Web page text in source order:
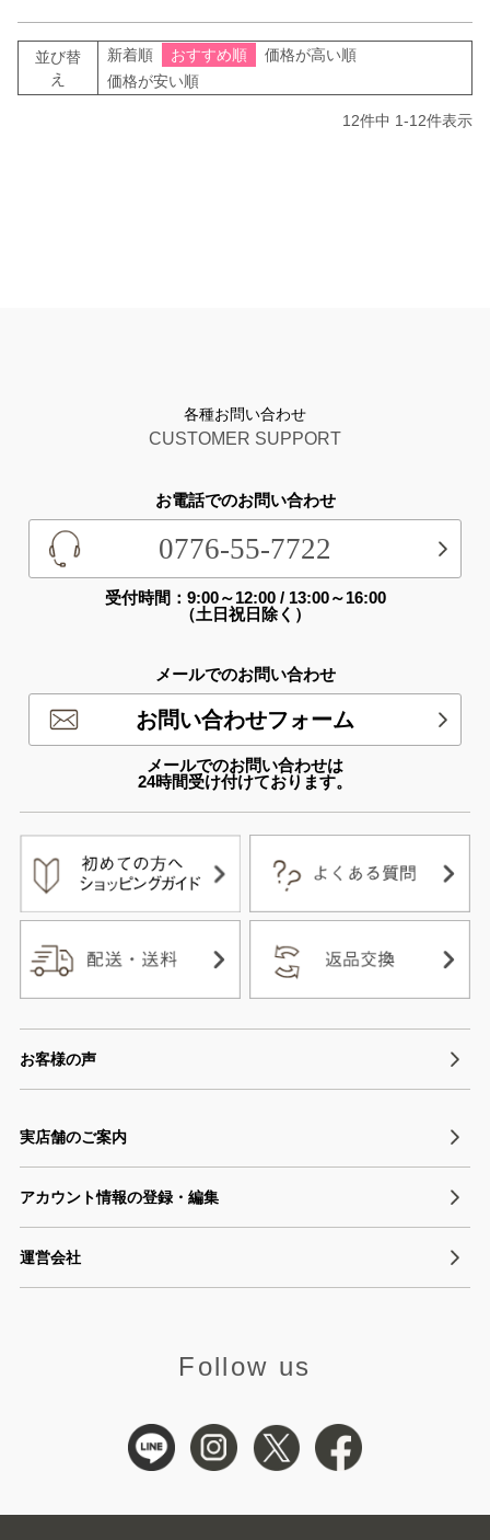
並び替
え
新着順 おすすめ順
価格が高い順
価格が安い順
12件中 1-12件表示
各種お問い合わせ
CUSTOMER SUPPORT
お電話でのお問い合わせ
0776-55-7722
受付時間：9:00～12:00 / 13:00～16:00
（土日祝日除く）
メールでのお問い合わせ
お問い合わせフォーム
メールでのお問い合わせは
24時間受け付けております。
お客様の声
実店舗のご案内
アカウント情報の登録・編集
運営会社
Follow us